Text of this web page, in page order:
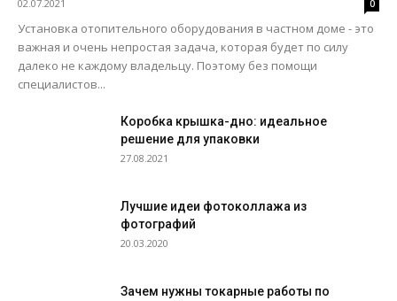
02.07.2021 0
Установка отопительного оборудования в частном доме - это
важная и очень непростая задача, которая будет по силу
далеко не каждому владельцу. Поэтому без помощи
специалистов...
Коробка крышка-дно: идеальное
решение для упаковки
27.08.2021
Лучшие идеи фотоколлажа из
фотографий
20.03.2020
Зачем нужны токарные работы по